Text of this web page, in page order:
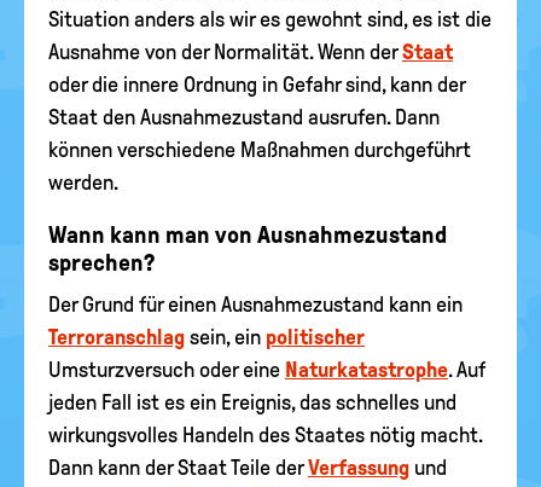
Situation anders als wir es gewohnt sind, es ist die
Ausnahme von der Normalität. Wenn derStaat
oder die innere Ordnung in Gefahr sind, kann der
Staat den Ausnahmezustand ausrufen. Dann
können verschiedene Maßnahmen durchgeführt
werden.
Wann kann man von Ausnahmezustand
sprechen?
Der Grund für einen Ausnahmezustand kann ein
Terroranschlag sein, ein politischer
Umsturzversuch oder eine Naturkatastrophe. Auf
jeden Fall ist es ein Ereignis, das schnelles und
wirkungsvolles Handeln des Staates nötig macht.
Dann kann der Staat Teile derVerfassung und